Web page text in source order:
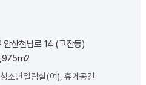
안산천남로 14 (고잔동)
소년열람실(여), 휴게공간